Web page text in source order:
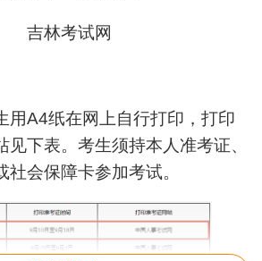
用A4纸在网上自行打印，打印
见下表。考生须持本人准考证、
会保障卡参加考试。